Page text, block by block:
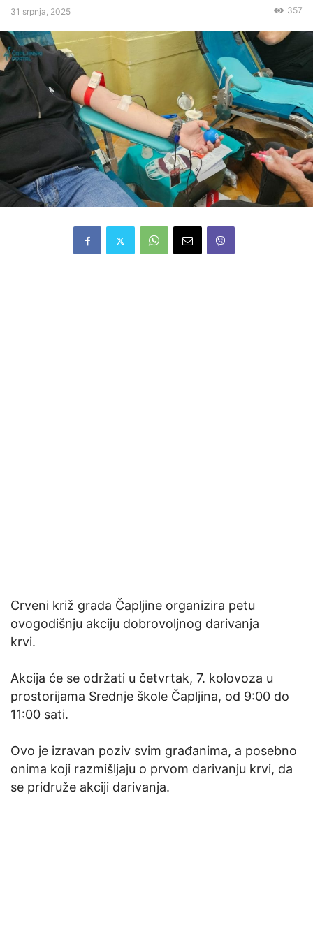
31 srpnja, 2025 357
Crveni križ grada Čapljine organizira petu
ovogodišnju akciju dobrovoljnog darivanja
krvi.
Akcija će se održati u četvrtak, 7. kolovoza u
prostorijama Srednje škole Čapljina, od 9:00 do
11:00 sati.
Ovo je izravan poziv svim građanima, a posebno
onima koji razmišljaju o prvom darivanju krvi, da
se pridruže akciji darivanja.